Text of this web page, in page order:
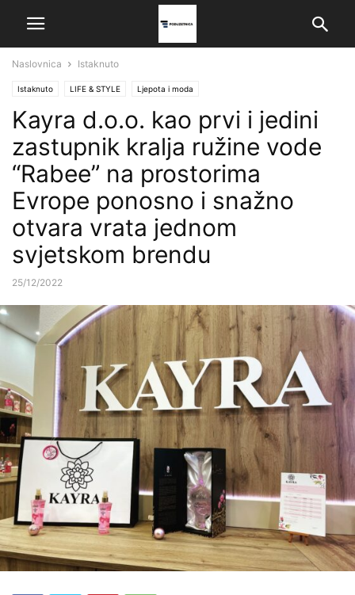
Naslovnica Istaknuto
Istaknuto LIFE & STYLE Ljepota i moda
Kayra d.o.o. kao prvi i jedini
zastupnik kralja ružine vode
“Rabee” na prostorima
Evrope ponosno i snažno
otvara vrata jednom
svjetskom brendu
25/12/2022